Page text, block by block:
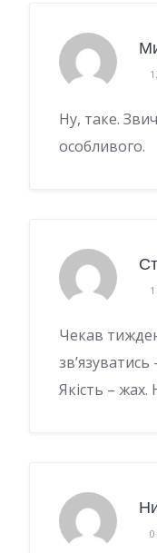
Ну, таке.
особливого.
Чекав
Якість –